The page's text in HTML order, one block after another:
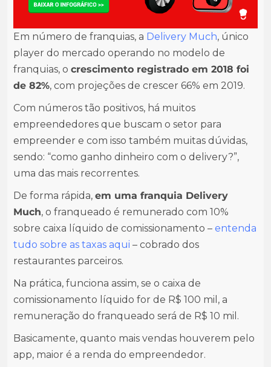
Em número de franquias, a Delivery Much, único
player do mercado operando no modelo de
franquias, o crescimento registrado em 2018 foi
de 82%, com projeções de crescer 66% em 2019.
Com números tão positivos, há muitos
empreendedores que buscam o setor para
empreender e com isso também muitas dúvidas,
sendo: “como ganho dinheiro com o delivery?”,
uma das mais recorrentes.
De forma rápida, em uma franquia Delivery
Much, o franqueado é remunerado com 10%
sobre caixa líquido de comissionamento – entenda
tudo sobre as taxas aqui – cobrado dos
restaurantes parceiros.
Na prática, funciona assim, se o caixa de
comissionamento líquido for de R$ 100 mil, a
remuneração do franqueado será de R$ 10 mil.
Basicamente, quanto mais vendas houverem pelo
app, maior é a renda do empreendedor.